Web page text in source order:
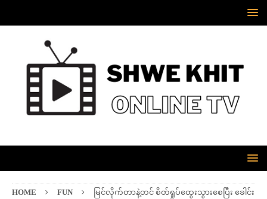
HOME FUN
မြင်လိုက်တာနဲ့တင် စိတ်ရှုပ်ထွေးသွားစေပြီး ခေါင်း